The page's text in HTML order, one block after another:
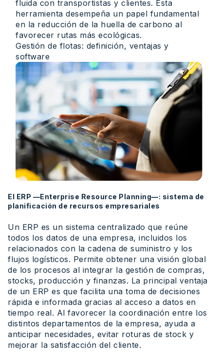
fluida con transportistas y clientes. Esta
herramienta desempeña un papel fundamental
en la reducción de la huella de carbono al
favorecer rutas más ecológicas.
Gestión de flotas: definición, ventajas y
software
El ERP —Enterprise Resource Planning—: sistema de
planificación de recursos empresariales
Un ERP es un sistema centralizado que reúne
todos los datos de una empresa, incluidos los
relacionados con la cadena de suministro y los
flujos logísticos. Permite obtener una visión global
de los procesos al integrar la gestión de compras,
stocks, producción y finanzas. La principal ventaja
de un ERP es que facilita una toma de decisiones
rápida e informada gracias al acceso a datos en
tiempo real. Al favorecer la coordinación entre los
distintos departamentos de la empresa, ayuda a
anticipar necesidades, evitar roturas de stock y
mejorar la satisfacción del cliente.